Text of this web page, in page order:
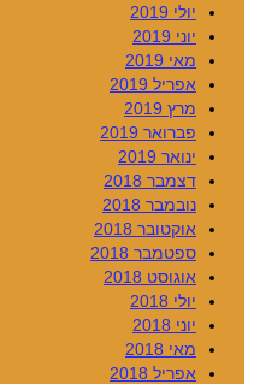
יולי 2019
יוני 2019
מאי 2019
אפריל 2019
מרץ 2019
פברואר 2019
ינואר 2019
דצמבר 2018
נובמבר 2018
אוקטובר 2018
ספטמבר 2018
אוגוסט 2018
יולי 2018
יוני 2018
מאי 2018
אפריל 2018